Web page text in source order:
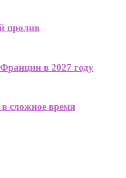
пролив
в 2027 году
сложное время